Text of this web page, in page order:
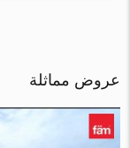
عروض مماثلة